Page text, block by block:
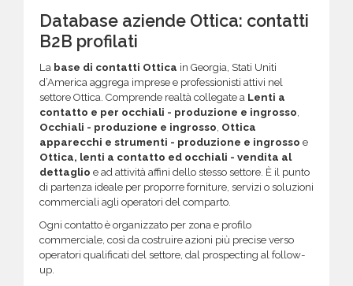
Database aziende Ottica: contatti
B2B profilati
La base di contatti Ottica in Georgia, Stati Uniti
d’America aggrega imprese e professionisti attivi nel
settore Ottica. Comprende realtà collegate a Lenti a
contatto e per occhiali - produzione e ingrosso,
Occhiali - produzione e ingrosso, Ottica
apparecchi e strumenti - produzione e ingrosso e
Ottica, lenti a contatto ed occhiali - vendita al
dettaglio e ad attività affini dello stesso settore. È il punto
di partenza ideale per proporre forniture, servizi o soluzioni
commerciali agli operatori del comparto.
Ogni contatto è organizzato per zona e profilo
commerciale, così da costruire azioni più precise verso
operatori qualificati del settore, dal prospecting al follow-
up.